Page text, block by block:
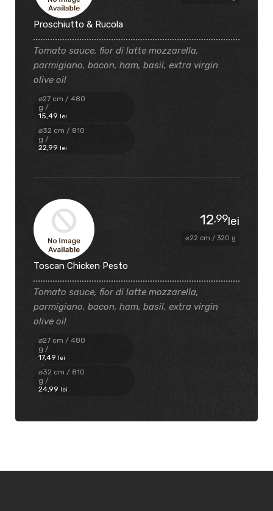
Proschiutto & Rucola
Tomato sauce, fior di latte mozzarella,
parmigiano, bacon, ham, basil, extra virgin
olive oil
⌀27 cm / 480
g /
15,49 lei
⌀32 cm / 810
g /
22,99 lei
Toscan Chicken Pesto
⌀22 cm / 320 g
12,99lei
Tomato sauce, fior di latte mozzarella,
parmigiano, bacon, ham, basil, extra virgin
olive oil
⌀27 cm / 480
g /
17,49 lei
⌀32 cm / 810
g /
24,99 lei